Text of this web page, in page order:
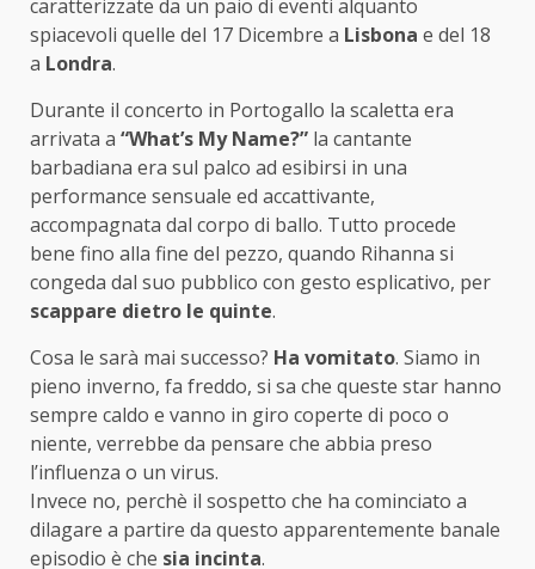
caratterizzate da un paio di eventi alquanto
spiacevoli quelle del 17 Dicembre a Lisbona e del 18
a Londra.
Durante il concerto in Portogallo la scaletta era
arrivata a “What’s My Name?” la cantante
barbadiana era sul palco ad esibirsi in una
performance sensuale ed accattivante,
accompagnata dal corpo di ballo. Tutto procede
bene fino alla fine del pezzo, quando Rihanna si
congeda dal suo pubblico con gesto esplicativo, per
scappare dietro le quinte.
Cosa le sarà mai successo? Ha vomitato. Siamo in
pieno inverno, fa freddo, si sa che queste star hanno
sempre caldo e vanno in giro coperte di poco o
niente, verrebbe da pensare che abbia preso
l’influenza o un virus.
Invece no, perchè il sospetto che ha cominciato a
dilagare a partire da questo apparentemente banale
episodio è che sia incinta.